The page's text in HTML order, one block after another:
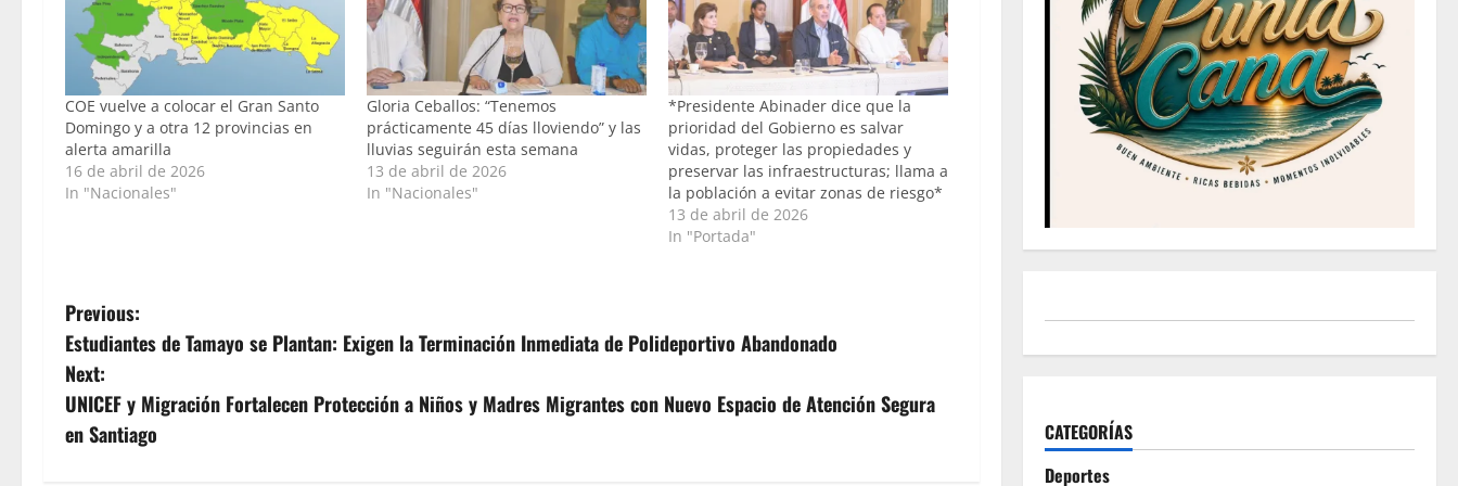
COE vuelve a colocar el Gran Santo
Domingo y a otra 12 provincias en
alerta amarilla
16 de abril de 2026
In "Nacionales"
Gloria Ceballos: “Tenemos
prácticamente 45 días lloviendo” y las
lluvias seguirán esta semana
13 de abril de 2026
In "Nacionales"
*Presidente Abinader dice que la
prioridad del Gobierno es salvar
vidas, proteger las propiedades y
preservar las infraestructuras; llama a
la población a evitar zonas de riesgo*
13 de abril de 2026
In "Portada"
P
o
s
t
Previous:
Estudiantes de Tamayo se Plantan: Exigen la Terminación Inmediata de Polideportivo Abandonado
Next:
UNICEF y Migración Fortalecen Protección a Niños y Madres Migrantes con Nuevo Espacio de Atención Segura
en Santiago
CATEGORÍAS
Deportes